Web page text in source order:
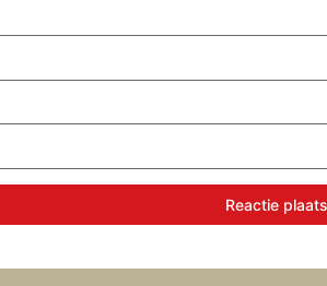
Reactie